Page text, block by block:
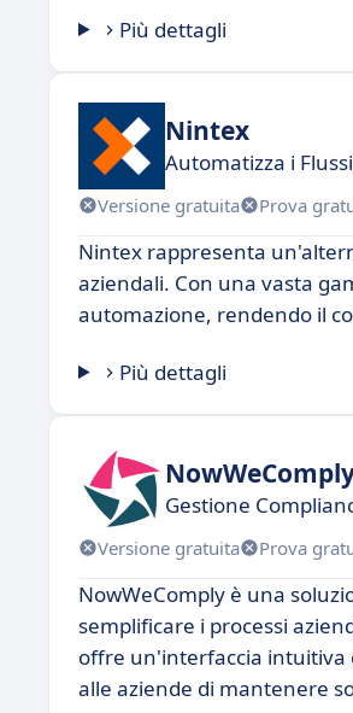
Più dettagli
Nintex
Automatizza i
Versione gratuita Prova
Nintex rappresenta
aziendali. Con una vasta
automazione, rendendo il
Più dettagli
Gestione
Versione gratuita Prova
NowWeComply è una
semplificare i processi
offre un'interfaccia intuitiva
alle aziende di mantenere